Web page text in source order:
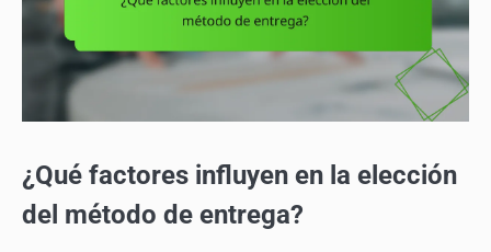
¿Qué factores influyen en la elección
del método de entrega?